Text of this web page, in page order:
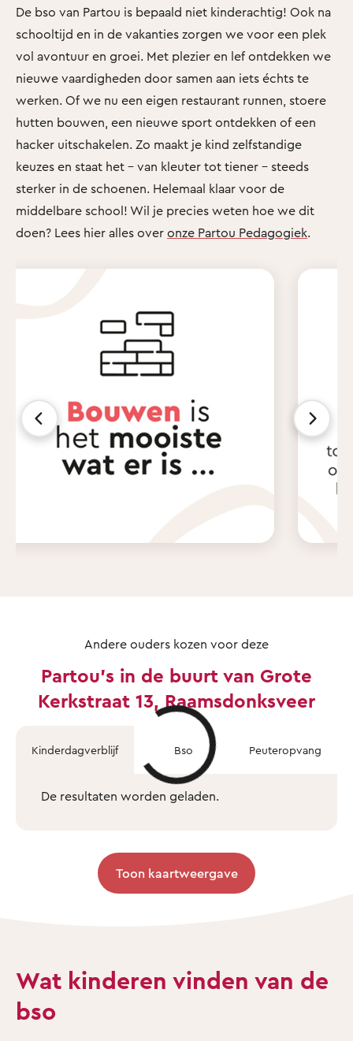
De bso van Partou is bepaald niet kinderachtig! Ook na
schooltijd en in de vakanties zorgen we voor een plek
vol avontuur en groei. Met plezier en lef ontdekken we
nieuwe vaardigheden door samen aan iets échts te
werken. Of we nu een eigen restaurant runnen, stoere
hutten bouwen, een nieuwe sport ontdekken of een
hacker uitschakelen. Zo maakt je kind zelfstandige
keuzes en staat het - van kleuter tot tiener - steeds
sterker in de schoenen. Helemaal klaar voor de
middelbare school! Wil je precies weten hoe we dit
doen? Lees hier alles over onze Partou Pedagogiek.
Andere ouders kozen voor deze
Partou's in de buurt van Grote
Kerkstraat 13, Raamsdonksveer
Kinderdagverblijf Bso Peuteropvang
De resultaten worden geladen.
Toon kaartweergave
Wat kinderen vinden van de
bso